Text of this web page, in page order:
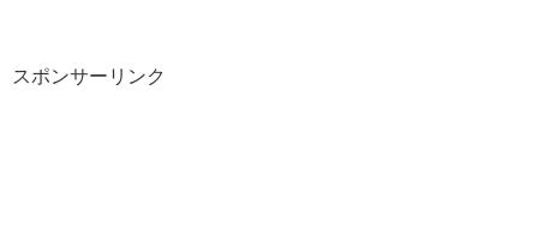
スポンサーリンク